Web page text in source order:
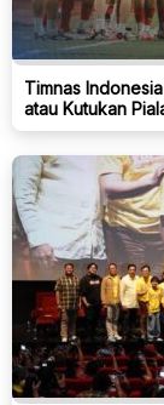
Timnas
atau Kutukan